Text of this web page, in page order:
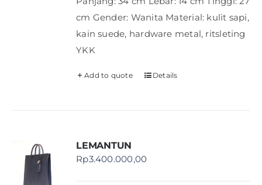
cm Gender: Wanita Material: kulit sapi,
kain suede, hardware metal, ritsleting
YKK
Add to quote Details
LEMANTUN
Rp3.400.000,00